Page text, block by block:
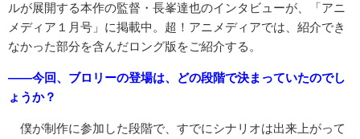
ルが展開する本作の監督・長峯達也のインタビューが、「アニ
メディア１月号」に掲載中。超！アニメディアでは、紹介でき
なかった部分を含んだロング版をご紹介する。
――今回、ブロリーの登場は、どの段階で決まっていたのでし
ょうか？
僕が制作に参加した段階で、すでにシナリオは出来上がって